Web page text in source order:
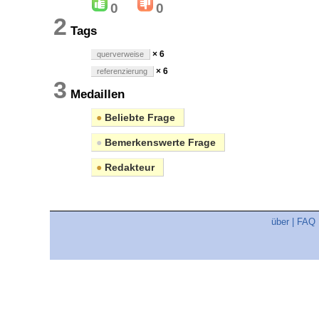
0 0
2 Tags
querverweise × 6
referenzierung × 6
3 Medaillen
● Beliebte Frage
● Bemerkenswerte Frage
● Redakteur
über FAQ